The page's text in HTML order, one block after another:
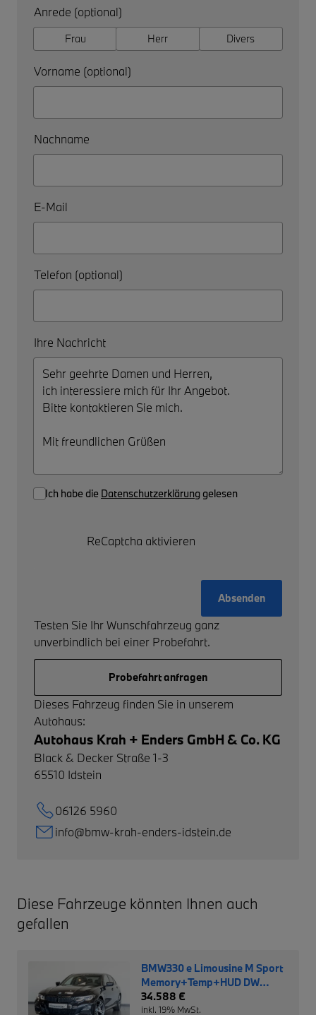
Anrede (optional)
Frau Herr Divers
Vorname (optional)
Nachname
E-Mail
Telefon (optional)
Ihre Nachricht
Ich habe die Datenschutzerklärung gelesen
ReCaptcha aktivieren
Absenden
Testen Sie Ihr Wunschfahrzeug ganz
unverbindlich bei einer Probefahrt.
Probefahrt anfragen
Dieses Fahrzeug finden Sie in unserem
Autohaus:
Autohaus Krah + Enders GmbH & Co. KG
Black & Decker Straße 1-3
65510 Idstein
06126 5960
info@bmw-krah-enders-idstein.de
Diese Fahrzeuge könnten Ihnen auch
gefallen
BMW330 e Limousine M Sport
Memory+Temp+HUD DW
0,5%
34.588 €
inkl. 19% MwSt.